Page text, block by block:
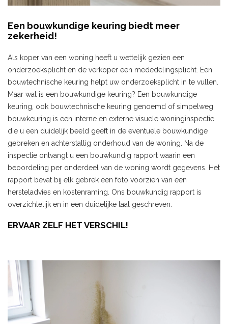
Een bouwkundige keuring biedt meer
zekerheid!
Als koper van een woning heeft u wettelijk gezien een
onderzoeksplicht en de verkoper een mededelingsplicht. Een
bouwtechnische keuring helpt uw onderzoeksplicht in te vullen.
Maar wat is een bouwkundige keuring? Een bouwkundige
keuring, ook bouwtechnische keuring genoemd of simpelweg
bouwkeuring is een interne en externe visuele woninginspectie
die u een duidelijk beeld geeft in de eventuele bouwkundige
gebreken en achterstallig onderhoud van de woning. Na de
inspectie ontvangt u een bouwkundig rapport waarin een
beoordeling per onderdeel van de woning wordt gegevens. Het
rapport bevat bij elk gebrek een foto voorzien van een
hersteladvies en kostenraming. Ons bouwkundig rapport is
overzichtelijk en in een duidelijke taal geschreven.
ERVAAR ZELF HET VERSCHIL!